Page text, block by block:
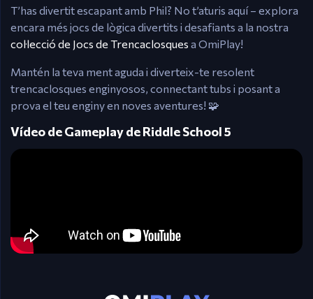
T’has divertit escapant amb Phil? No t’aturis aquí – explora
encara més jocs de lògica divertits i desafiants a la nostra
col·lecció de Jocs de Trencaclosques a OmiPlay!
Mantén la teva ment aguda i diverteix-te resolent
trencaclosques enginyosos, connectant tubs i posant a
prova el teu enginy en noves aventures! 🧩
Vídeo de Gameplay de Riddle School 5